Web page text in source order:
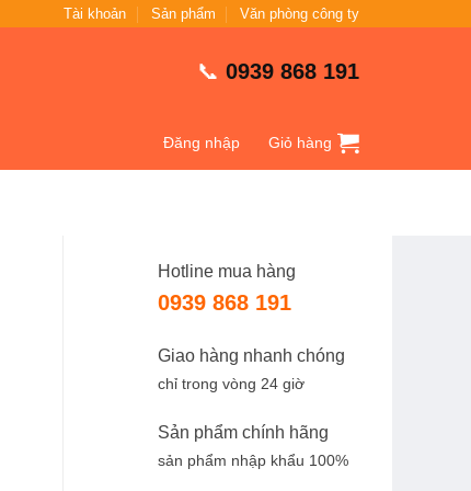
Tài khoản Sản phẩm Văn phòng công ty
📞 0939 868 191
Đăng nhập Giỏ hàng
Hotline mua hàng
0939 868 191
Giao hàng nhanh chóng
chỉ trong vòng 24 giờ
Sản phẩm chính hãng
sản phẩm nhập khẩu 100%